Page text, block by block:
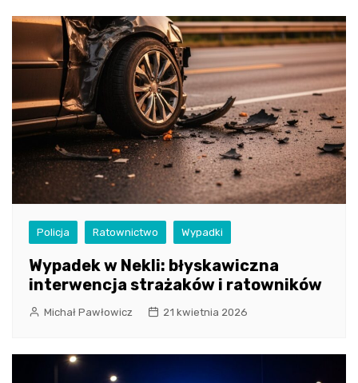
Policja Ratownictwo Wypadki
Wypadek w Nekli: błyskawiczna
interwencja strażaków i ratowników
Michał Pawłowicz 21 kwietnia 2026